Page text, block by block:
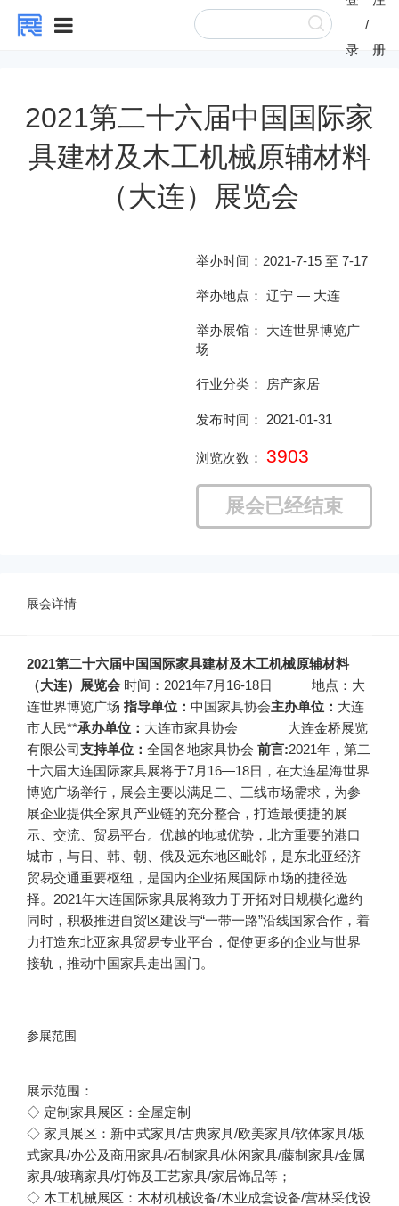
录
/
册
2021第二十六届中国国际家
具建材及木工机械原辅材料
（大连）展览会
举办时间： 2021-7-15 至 7-17
举办地点： 辽宁 — 大连
举办展馆： 大连世界博览广
场
行业分类： 房产家居
发布时间： 2021-01-31
浏览次数： 3903
展会已经结束
展会详情
2021第二十六届中国国际家具建材及木工机械原辅材料
（大连）展览会 时间：2021年7月16-18日 地点：大
连世界博览广场 指导单位： 中国家具协会主办单位： 大连
市人民**承办单位： 大连市家具协会
大连金桥展览
有限公司支持单位： 全国各地家具协会 前言:2021年，第二
十六届大连国际家具展将于7月16—18日，在大连星海世界
博览广场举行，展会主要以满足二、三线市场需求，为参
展企业提供全家具产业链的充分整合，打造最便捷的展
示、交流、贸易平台。 优越的地域优势，北方重要的港口
城市，与日、韩、朝、俄及远东地区毗邻，是东北亚经济
贸易交通重要枢纽，是国内企业拓展国际市场的捷径选
择。2021年大连国际家具展将致力于开拓对日规模化邀约
同时，积极推进自贸区建设与“一带一路”沿线国家合作，着
力打造东北亚家具贸易专业平台，促使更多的企业与世界
接轨，推动中国家具走出国门。
参展范围
展示范围：
◇ 定制家具展区：全屋定制
◇ 家具展区：新中式家具/古典家具/欧美家具/软体家具/板
式家具/办公及商用家具/石制家具/休闲家具/藤制家具/金属
家具/玻璃家具/灯饰及工艺家具/家居饰品等；
◇ 木工机械展区：木材机械设备/木业成套设备/营林采伐设